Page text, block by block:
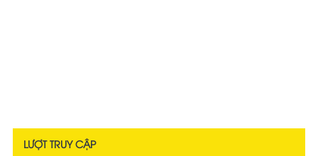
LƯỢT TRUY CẬP